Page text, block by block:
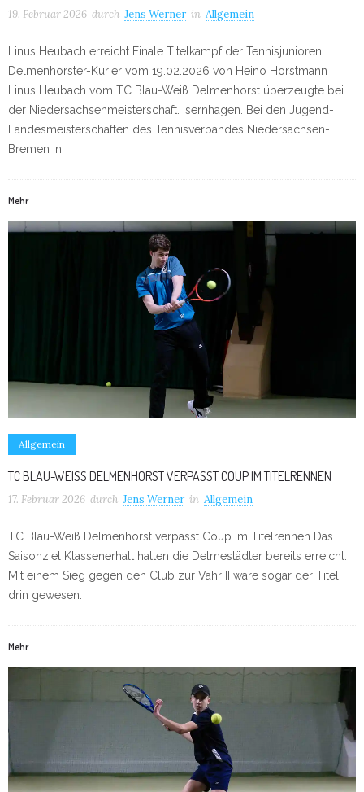
19. Februar 2026 durch Jens Werner in Allgemein
Linus Heubach erreicht Finale Titelkampf der Tennisjunioren
Delmenhorster-Kurier vom 19.02.2026 von Heino Horstmann
Linus Heubach vom TC Blau-Weiß Delmenhorst überzeugte bei
der Niedersachsenmeisterschaft. Isernhagen. Bei den Jugend-
Landesmeisterschaften des Tennisverbandes Niedersachsen-
Bremen in
Mehr
Allgemein
TC BLAU-WEISS DELMENHORST VERPASST COUP IM TITELRENNEN
17. Februar 2026 durch Jens Werner in Allgemein
TC Blau-Weiß Delmenhorst verpasst Coup im Titelrennen Das
Saisonziel Klassenerhalt hatten die Delmestädter bereits erreicht.
Mit einem Sieg gegen den Club zur Vahr II wäre sogar der Titel
drin gewesen.
Mehr